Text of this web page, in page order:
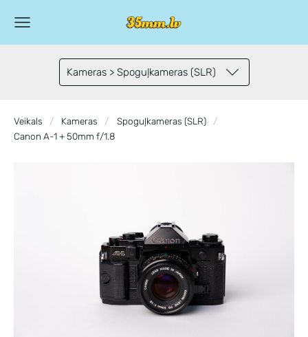
Kameras > Spoguļkameras (SLR)
Veikals Kameras
Spoguļkameras (SLR)
Canon A-1 + 50mm f/1.8